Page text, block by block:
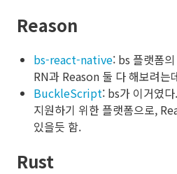
Reason
bs-react-native: bs 플랫폼
RN과 Reason 둘 다 해보려는
BuckleScript: bs가 이거였
지원하기 위한 플랫폼으로,
있을듯 함.
Rust